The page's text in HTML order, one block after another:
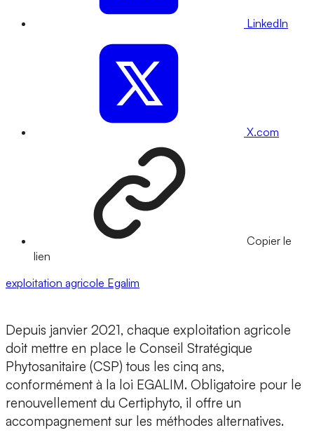
LinkedIn
X.com
Copier le
lien
exploitation agricole Egalim
Depuis janvier 2021, chaque exploitation agricole
doit mettre en place le Conseil Stratégique
Phytosanitaire (CSP) tous les cinq ans,
conformément à la loi EGALIM. Obligatoire pour le
renouvellement du Certiphyto, il offre un
accompagnement sur les méthodes alternatives.